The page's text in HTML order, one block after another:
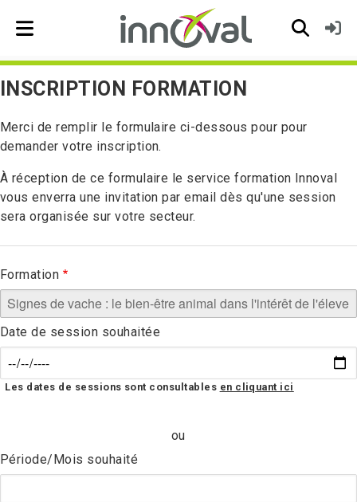
Skip to main navigation
INSCRIPTION FORMATION
Merci de remplir le formulaire ci-dessous pour pour
demander votre inscription.
À réception de ce formulaire le service formation Innoval
vous enverra une invitation par email dès qu'une session
sera organisée sur votre secteur.
Formation
Date de session souhaitée
Les dates de sessions sont consultables en cliquant ici
ou
Période/Mois souhaité